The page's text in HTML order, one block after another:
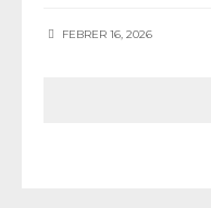
FEBRER 16, 2026